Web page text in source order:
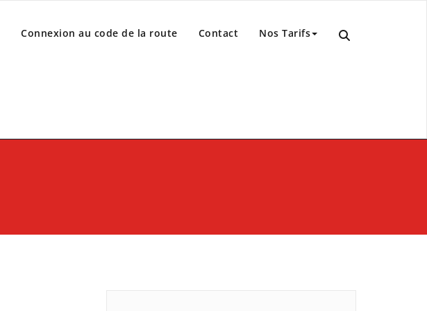
Connexion au code de la route Contact Nos Tarifs